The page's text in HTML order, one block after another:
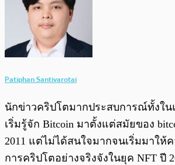
Patiphan Santivarotai
นักข่าวคริปโตมากประสบการณ์ทั้งใน
เริ่มรู้จัก Bitcoin มาตั้งแต่สมัยของ
2011 แต่ไม่ได้สนใจมากจนเริ่มมาให้
การคริปโตอย่างจริงจังในยุค NFT ปี